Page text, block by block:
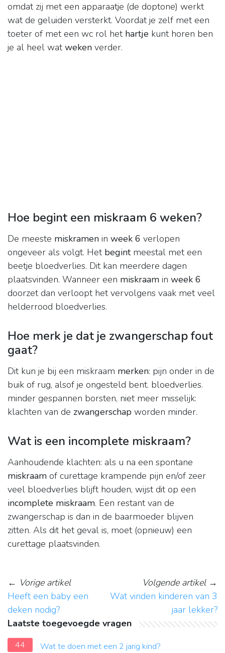
omdat zij met een apparaatje (de doptone) werkt
wat de geluiden versterkt. Voordat je zelf met een
toeter of met een wc rol het hartje kunt horen ben
je al heel watweken verder.
Hoe begint een miskraam 6 weken?
De meeste miskramen in week 6 verlopen
ongeveer als volgt. Het begintmeestal met een
beetje bloedverlies. Dit kan meerdere dagen
plaatsvinden. Wanneer een miskraam in week 6
doorzet dan verloopt het vervolgens vaak met veel
helderrood bloedverlies.
Hoe merk je dat je zwangerschap fout
gaat?
Dit kun je bij een miskraam merken: pijn onder in de
buik of rug, alsof je ongesteld bent. bloedverlies.
minder gespannen borsten, niet meer misselijk:
klachten van de zwangerschap worden minder.
Wat is een incomplete miskraam?
Aanhoudende klachten: als u na een spontane
miskraam of curettage krampende pijn en/of zeer
veel bloedverlies blijft houden, wijst dit op een
incomplete miskraam. Een restant van de
zwangerschap is dan in de baarmoeder blijven
zitten. Als dit het geval is, moet (opnieuw) een
curettage plaatsvinden.
← Vorige artikel
Heeft een baby een
deken nodig?
Volgende artikel→
Wat vinden kinderen van 3
jaar lekker?
Laatste toegevoegde vragen
44
Wat te doen met een 2 jarig kind?